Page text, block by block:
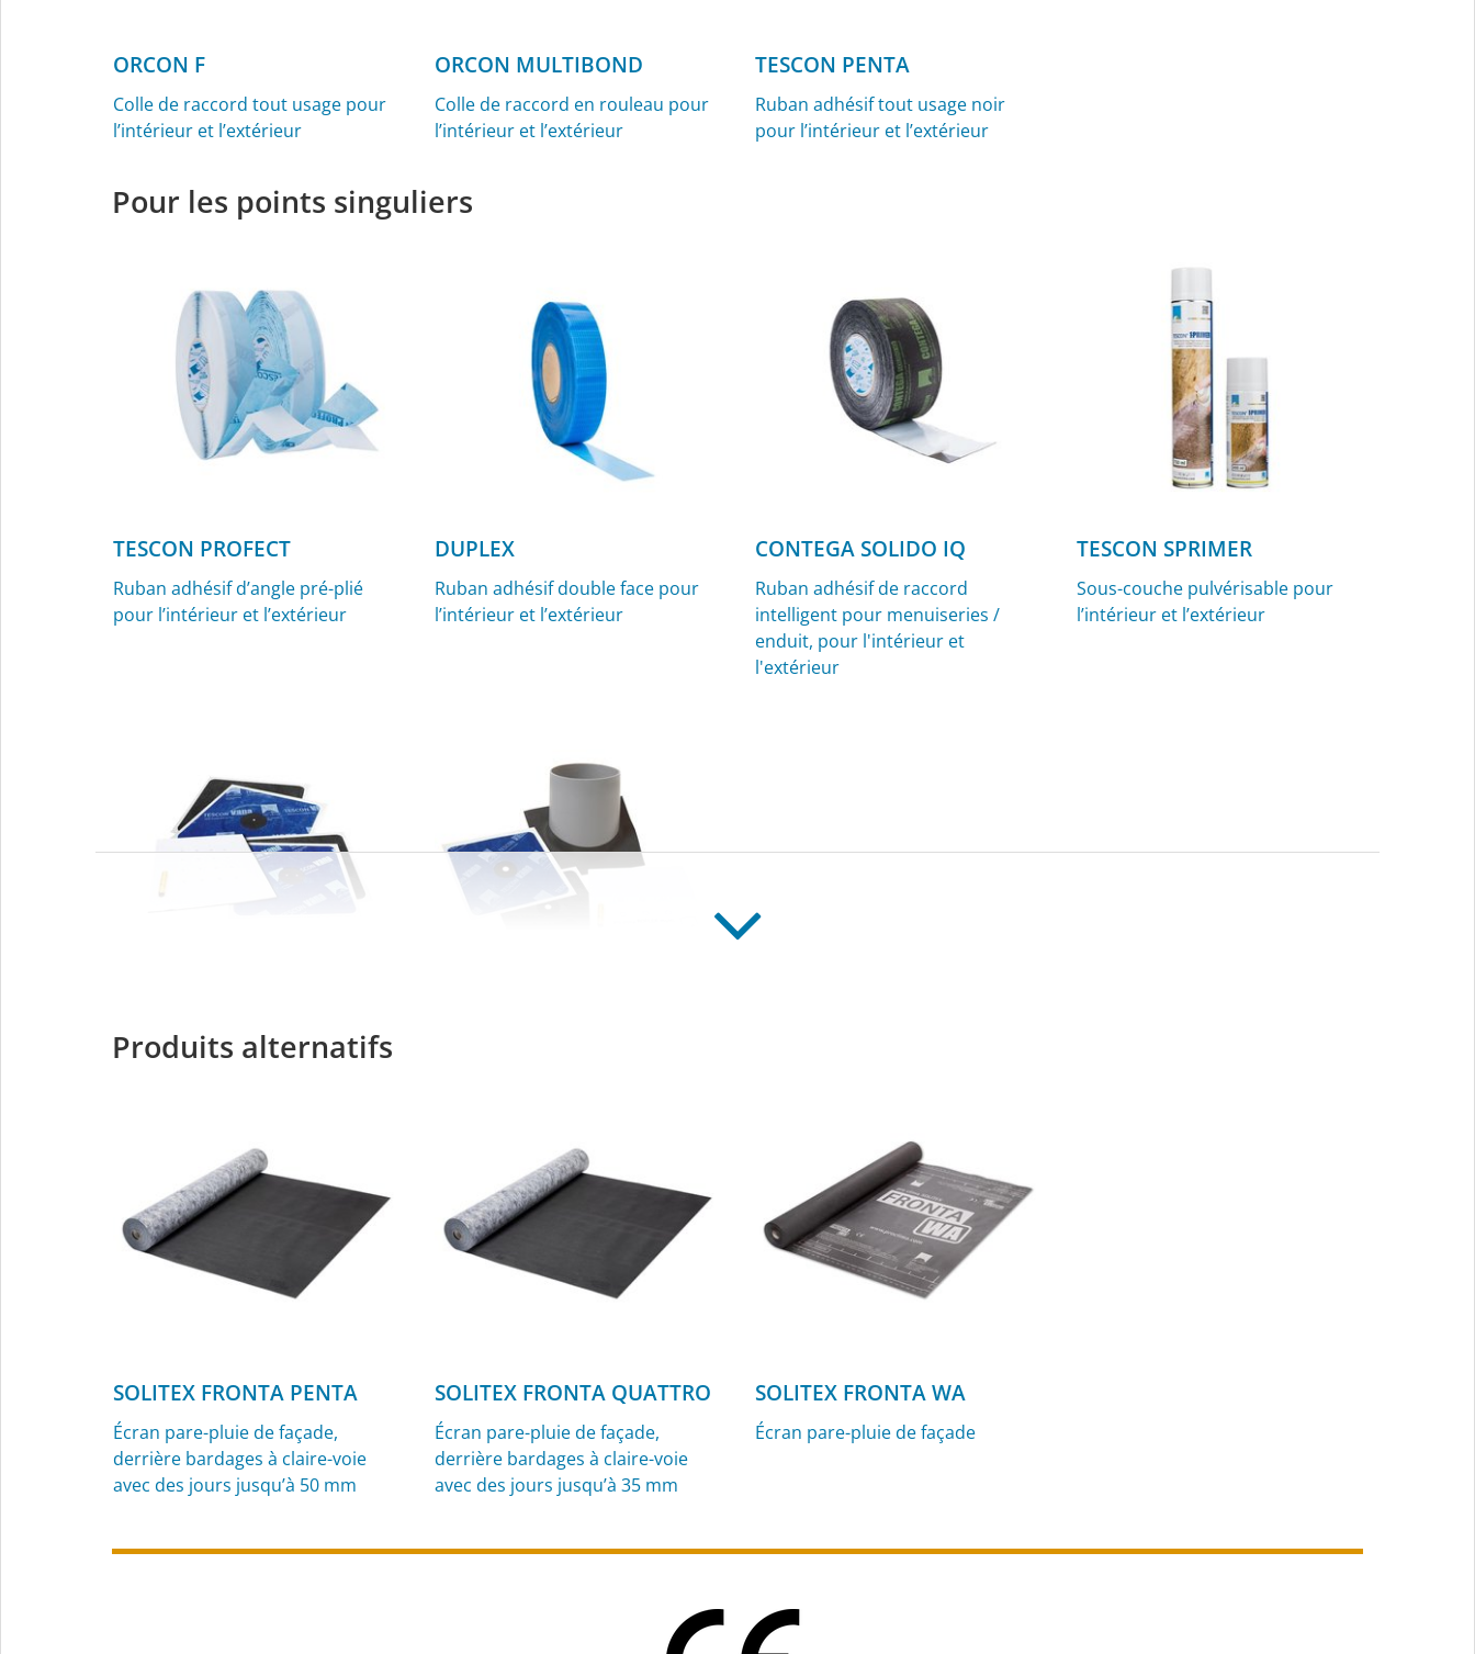
ORCON F
Colle de raccord tout usage pour
l’intérieur et l’extérieur
ORCON MULTIBOND
Colle de raccord en rouleau pour
l’intérieur et l’extérieur
TESCON PENTA
Ruban adhésif tout usage noir
pour l’intérieur et l’extérieur
Pour les points singuliers
TESCON PROFECT
Ruban adhésif d’angle pré-plié
pour l’intérieur et l’extérieur
DUPLEX
Ruban adhésif double face pour
l’intérieur et l’extérieur
CONTEGA SOLIDO IQ
Ruban adhésif de raccord
intelligent pour menuiseries /
enduit, pour l'intérieur et
l'extérieur
TESCON SPRIMER
Sous-couche pulvérisable pour
l’intérieur et l’extérieur
Manchettes pour câbles,
Produits alternatifs
SOLITEX FRONTA PENTA
Écran pare-pluie de façade,
derrière bardages à claire-voie
avec des jours jusqu’à 50 mm
SOLITEX FRONTA QUATTRO
Écran pare-pluie de façade,
derrière bardages à claire-voie
avec des jours jusqu’à 35 mm
SOLITEX FRONTA WA
Écran pare-pluie de façade